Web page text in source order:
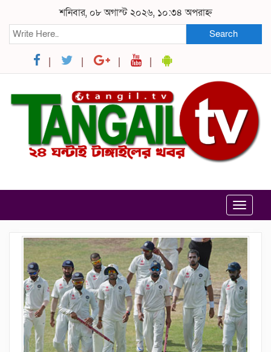
শনিবার, ০৮ অগাস্ট ২০২৬, ১০:৩৪ অপরাহ্ন
Search
Toggle